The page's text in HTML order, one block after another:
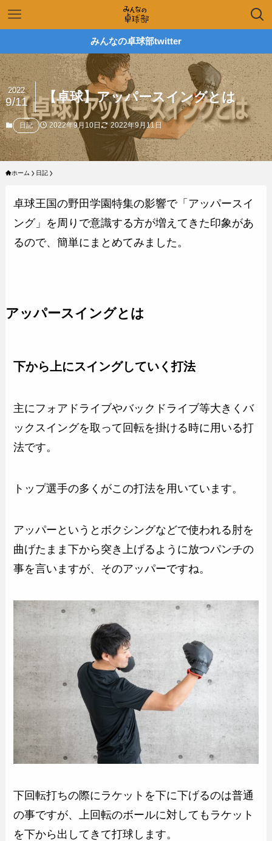
みんなの卓球部twitter
【卓球】アッパースイングとは
2022
9/11
日記 2022年9月10日 2022年9月11日
ホーム 日記
卓球王国の野田学園特集の影響で「アッパースイ
ング」を周りで意識する方が増えてきた印象があ
るので、簡単にまとめてみました。
アッパースイングとは
下から上にスイングしていく打法
主にフォアドライブやバックドライブ等大きくバ
ックスイングを取って回転を掛ける時に用いる打
法です。
トップ選手の多くがこの打法を用いています。
アッパーというとボクシングなどで使われる肘を
曲げたまま下から突き上げるように放つパンチの
事を言いますが、そのアッパーですね。
下回転打ちの際にラケットを下に下げるのは普通
の事ですが、上回転のボールに対してもラケット
を下から出してきて打球します。